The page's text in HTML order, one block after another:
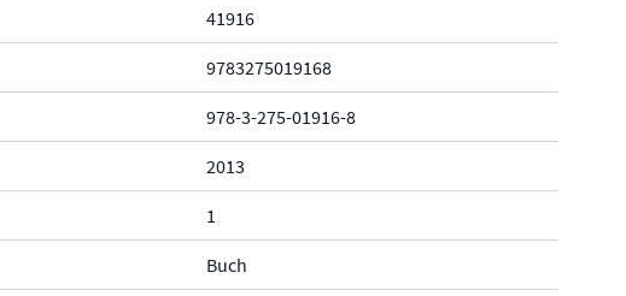
41916
9783275019168
978-3-275-01916-8
2013
1
Buch